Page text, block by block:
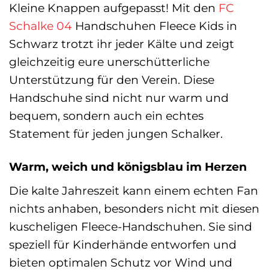
Kleine Knappen aufgepasst! Mit den FC
Schalke 04 Handschuhen Fleece Kids in
Schwarz trotzt ihr jeder Kälte und zeigt
gleichzeitig eure unerschütterliche
Unterstützung für den Verein. Diese
Handschuhe sind nicht nur warm und
bequem, sondern auch ein echtes
Statement für jeden jungen Schalker.
Warm, weich und königsblau im Herzen
Die kalte Jahreszeit kann einem echten Fan
nichts anhaben, besonders nicht mit diesen
kuscheligen Fleece-Handschuhen. Sie sind
speziell für Kinderhände entworfen und
bieten optimalen Schutz vor Wind und